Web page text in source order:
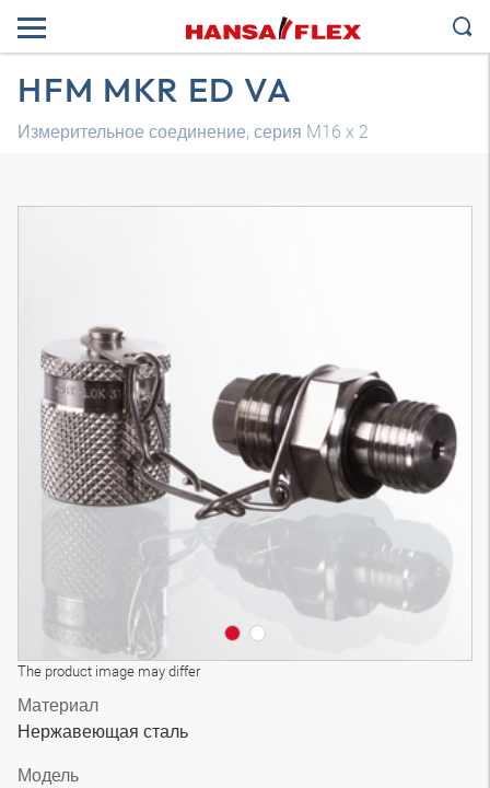
HFM MKR ED VA
Измерительное соединение, серия M16 x 2
The product image may differ
Материал
Нержавеющая сталь
Модель